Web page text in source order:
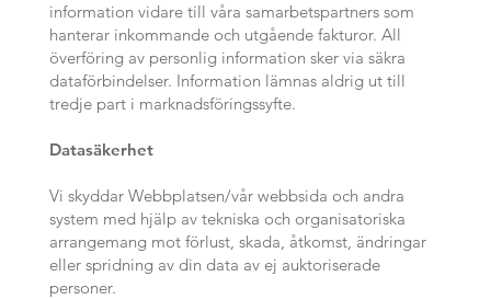
information vidare till våra samarbetspartners som
hanterar inkommande och utgående fakturor. All
överföring av personlig information sker via säkra
dataförbindelser. Information lämnas aldrig ut till
tredje part i marknadsföringssyfte.
Datasäkerhet
Vi skyddar Webbplatsen/vår webbsida och andra
system med hjälp av tekniska och organisatoriska
arrangemang mot förlust, skada, åtkomst, ändringar
eller spridning av din data av ej auktoriserade
personer.